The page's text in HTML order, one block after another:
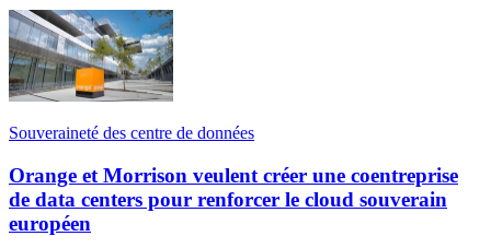
Souveraineté des centre de données
Orange et Morrison veulent créer une coentreprise
de data centers pour renforcer le cloud souverain
européen